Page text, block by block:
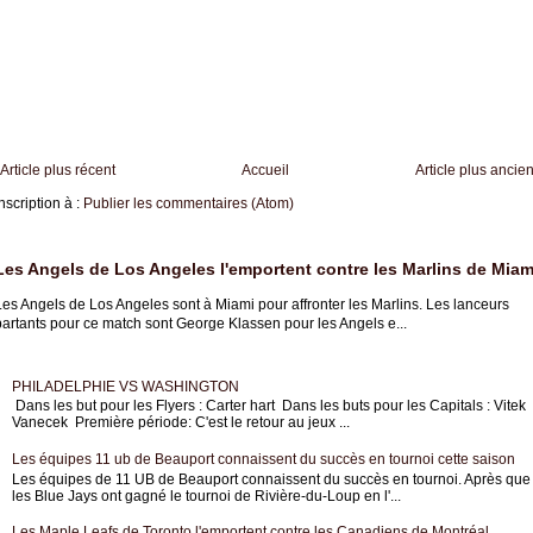
Article plus récent Article plus ancien
Accueil
à : Publier les commentaires (Atom)
Angels de Los Angeles l'emportent contre les Marlins de
Angels de Los Angeles sont à Miami pour affronter les Marlins. Les lanceurs
pour ce match sont George Klassen pour les Angels e...
PHILADELPHIE VS WASHINGTON
Dans les but pour les Flyers : Carter hart Dans les buts pour les Capitals : Vitek
Vanecek Première période: C'est le retour au jeux ...
Les équipes 11 ub de Beauport connaissent du succès en tournoi cette saison
Les équipes de 11 UB de Beauport connaissent du succès en tournoi. Après que
les Blue Jays ont gagné le tournoi de Rivière-du-Loup en l'...